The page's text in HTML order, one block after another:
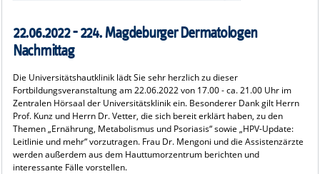
22.06.2022 - 224. Magdeburger Dermatologen
Nachmittag
Die Universitätshautklinik lädt Sie sehr herzlich zu dieser
Fortbildungsveranstaltung am 22.06.2022 von 17.00 - ca. 21.00 Uhr im
Zentralen Hörsaal der Universitätsklinik ein. Besonderer Dank gilt Herrn
Prof. Kunz und Herrn Dr. Vetter, die sich bereit erklärt haben, zu den
Themen „Ernährung, Metabolismus und Psoriasis“ sowie „HPV-Update:
Leitlinie und mehr“ vorzutragen. Frau Dr. Mengoni und die Assistenzärzte
werden außerdem aus dem Hauttumorzentrum berichten und
interessante Fälle vorstellen.